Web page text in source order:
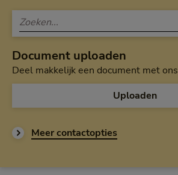
Document uploaden
Deel makkelijk een document met ons
Uploaden
Meer contactopties